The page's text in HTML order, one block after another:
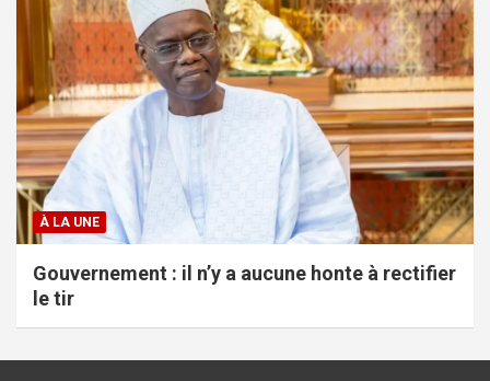
À LA UNE
Gouvernement : il n’y a aucune honte à rectifier
le tir